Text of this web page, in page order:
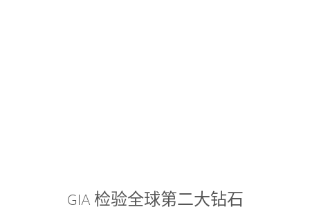
GIA 检验全球第二大钻石